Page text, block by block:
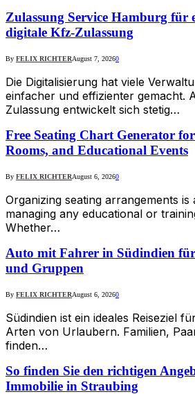
Zulassung Service Hamburg für
digitale Kfz-Zulassung
By FELIX RICHTERAugust 7, 20260
Die Digitalisierung hat viele
einfacher und effizienter gemacht.
Zulassung entwickelt sich stetig…
Free Seating Chart Generator
Rooms, and Educational Events
By FELIX RICHTERAugust 6, 20260
Organizing seating arrangements
managing any educational or
Whether…
Auto mit Fahrer in Südindien
und Gruppen
By FELIX RICHTERAugust 6, 20260
Südindien ist ein ideales Reiseziel
Arten von Urlaubern. Familien,
finden…
So finden Sie den richtigen
Immobilie in Straubing